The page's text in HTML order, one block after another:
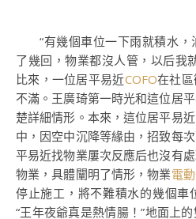
“有幾個車位一下雨就積水
了幾回，物業都沒人管，以后我
比來，一位居平易近COFO在社
不滿。王廣琦第一時光和這位居
楚詳細情形。本來，這位居平易
中，因空中沉降等緣由，招致每
平易近找物業屢次反應后也沒有
物業，具體闡明了情形，物業電
停止施工，將不難積水的幾個車
“王年夜爺真是熱情腸！”地面上